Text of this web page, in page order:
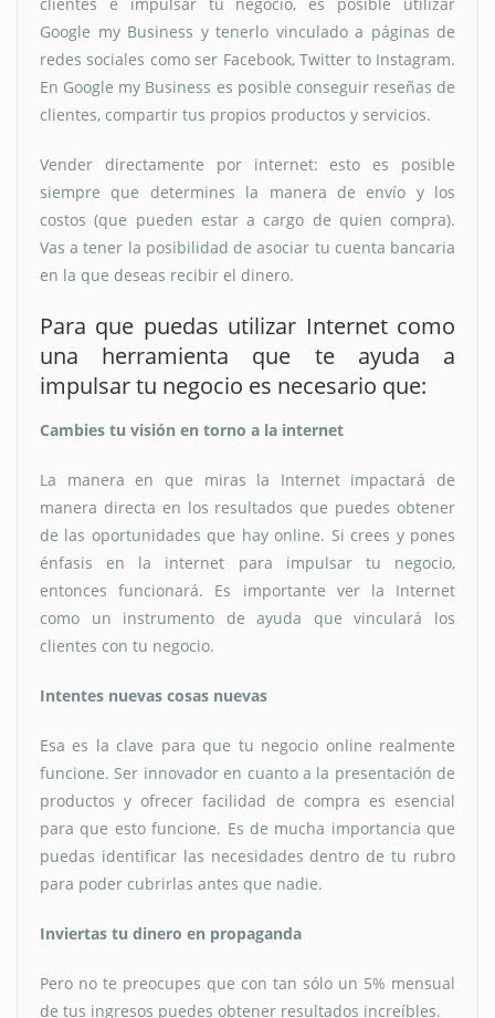
Google my Business y tenerlo vinculado a páginas de
redes sociales como ser Facebook, Twitter to Instagram.
En Google my Business es posible conseguir reseñas de
clientes, compartir tus propios productos y servicios.
Vender directamente por internet: esto es posible
siempre que determines la manera de envío y los
costos (que pueden estar a cargo de quien compra).
Vas a tener la posibilidad de asociar tu cuenta bancaria
en la que deseas recibir el dinero.
Para que puedas utilizar Internet como
una herramienta que te ayuda a
impulsar tu negocio es necesario que:
Cambies tu visión en torno a la internet
La manera en que miras la Internet impactará de
manera directa en los resultados que puedes obtener
de las oportunidades que hay online. Si crees y pones
énfasis en la internet para impulsar tu negocio,
entonces funcionará. Es importante ver la Internet
como un instrumento de ayuda que vinculará los
clientes con tu negocio.
Intentes nuevas cosas nuevas
Esa es la clave para que tu negocio online realmente
funcione. Ser innovador en cuanto a la presentación de
productos y ofrecer facilidad de compra es esencial
para que esto funcione. Es de mucha importancia que
puedas identificar las necesidades dentro de tu rubro
para poder cubrirlas antes que nadie.
Inviertas tu dinero en propaganda
Pero no te preocupes que con tan sólo un 5% mensual
de tus ingresos puedes obtener resultados increíbles.